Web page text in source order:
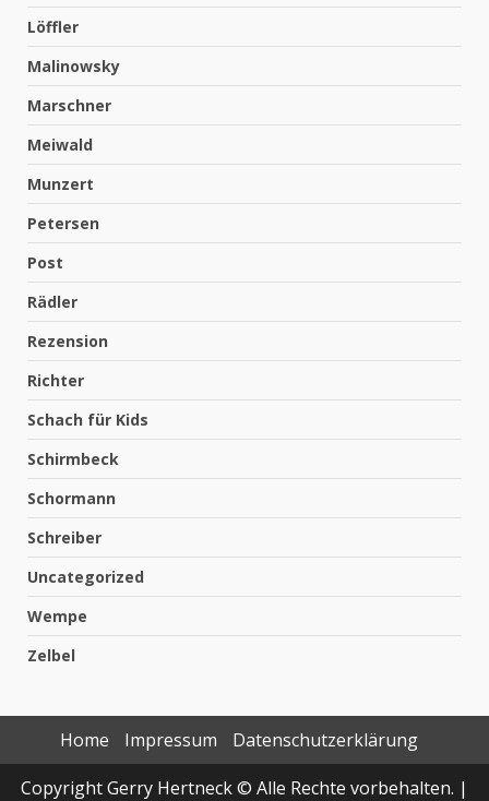
Löffler
Malinowsky
Marschner
Meiwald
Munzert
Petersen
Post
Rädler
Rezension
Richter
Schach für Kids
Schirmbeck
Schormann
Schreiber
Uncategorized
Wempe
Zelbel
Home Impressum
Datenschutzerklärung
Copyright Gerry Hertneck © Alle Rechte vorbehalten. |